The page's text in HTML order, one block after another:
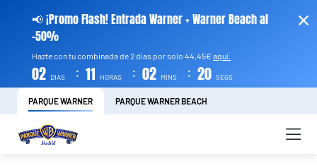
📢 ¡Promo Flash! Entrada Warner + Warner Beach al
-50%
Hazte con tu combinada de 2 días por solo 44,45€ aquí.
02 DIAS : 11 HORAS : 02 MINS : 19 SEGS
PARQUE WARNER PARQUE WARNER BEACH